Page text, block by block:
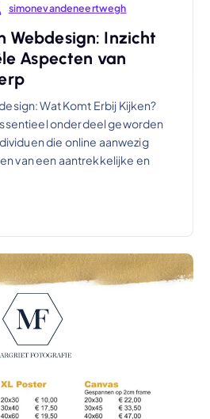
simonevandeneertwegh
Webdesign: Inzicht
Aspecten van
Wat Komt Erbij Kijken?
onderdeel geworden
die online aanwezig
van een aantrekkelijke en